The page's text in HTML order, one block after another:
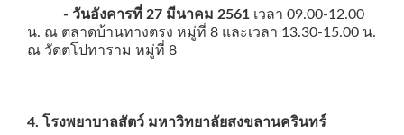
- วันอังคารที่ 27 มีนาคม 2561 เวลา 09.00-12.00
น. ณ ตลาดบ้านทางตรง หมู่ที่ 8 และเวลา 13.30-15.00 น.
ณ วัดตโปทาราม หมู่ที่ 8
4. โรงพยาบาลสัตว์ มหาวิทยาลัยสงขลานครินทร์